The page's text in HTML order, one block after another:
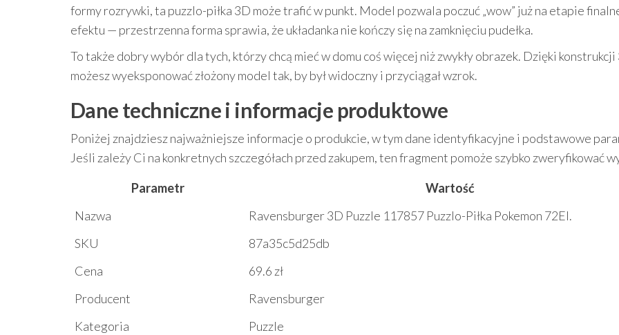
formy rozrywki, ta puzzlo-piłka 3D może trafić w punkt. Model pozwala poczuć „wow” już na etapie
efektu — przestrzenna forma sprawia, że układanka nie kończy się na zamknięciu pudełka.
To także dobry wybór dla tych, którzy chcą mieć w domu coś więcej niż zwykły obrazek. Dzięki konstrukcji
możesz wyeksponować złożony model tak, by był widoczny i przyciągał wzrok.
Dane techniczne i informacje produktowe
Poniżej znajdziesz najważniejsze informacje o produkcie, w tym dane identyfikacyjne i podstawowe
Jeśli zależy Ci na konkretnych szczegółach przed zakupem, ten fragment pomoże szybko zweryfikować
Parametr
Wartość
Nazwa
Ravensburger 3D Puzzle 117857 Puzzlo-Piłka Pokemon 72El.
SKU
87a35c5d25db
Cena
69.6 zł
Producent
Ravensburger
Kategoria
Puzzle